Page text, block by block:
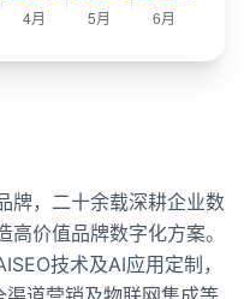
牌，二十余载深耕企业数
价值品牌数字化方案。
技术及AI应用定制，